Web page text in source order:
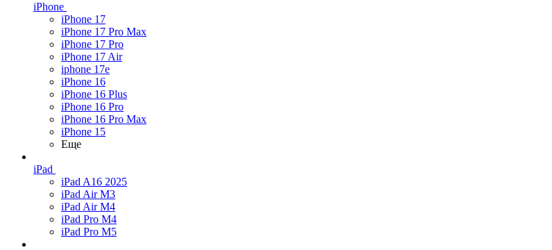
iPhone
iPhone 17
iPhone 17 Pro Max
iPhone 17 Pro
iPhone 17 Air
iphone 17e
iPhone 16
iPhone 16 Plus
iPhone 16 Pro
iPhone 16 Pro Max
iPhone 15
Еще
iPad
iPad A16 2025
iPad Air M3
iPad Air M4
iPad Pro M4
iPad Pro M5